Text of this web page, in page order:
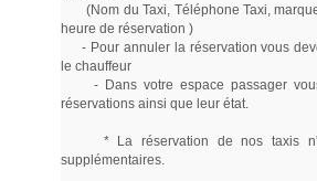
(Nom du Taxi, Téléphone Taxi,
heure de réservation )
- Pour annuler la réservation vous
le chauffeur
- Dans votre espace passager
réservations ainsi que leur état.
* La réservation de nos taxis
supplémentaires.